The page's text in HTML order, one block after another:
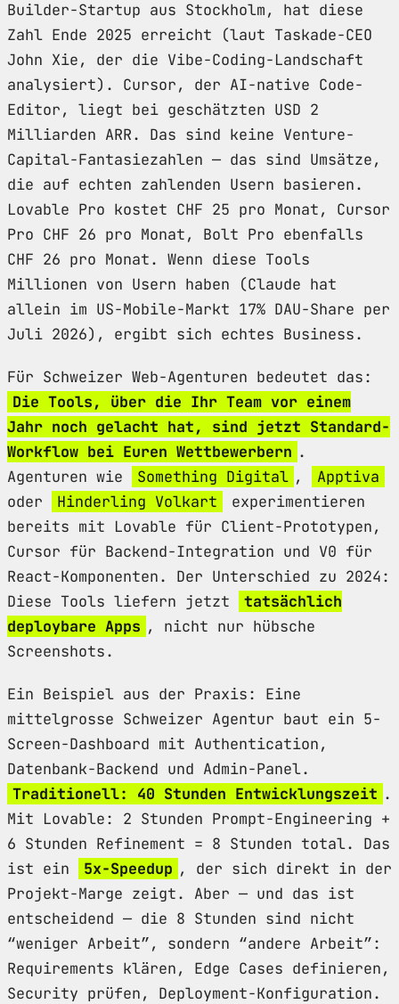
Builder-Startup aus Stockholm, hat diese
Zahl Ende 2025 erreicht (laut Taskade-CEO
John Xie, der die Vibe-Coding-Landschaft
analysiert). Cursor, der AI-native Code-
Editor, liegt bei geschätzten USD 2
Milliarden ARR. Das sind keine Venture-
Capital-Fantasiezahlen — das sind Umsätze,
die auf echten zahlenden Usern basieren.
Lovable Pro kostet CHF 25 pro Monat, Cursor
Pro CHF 26 pro Monat, Bolt Pro ebenfalls
CHF 26 pro Monat. Wenn diese Tools
Millionen von Usern haben (Claude hat
allein im US-Mobile-Markt 17% DAU-Share per
Juli 2026), ergibt sich echtes Business.
Für Schweizer Web-Agenturen bedeutet das:
Die Tools, über die Ihr Team vor einem
Jahr noch gelacht hat, sind jetzt Standard-
Workflow bei Euren Wettbewerbern .
Agenturen wie
Something Digital ,
Apptiva
oder
Hinderling Volkart
experimentieren
bereits mit Lovable für Client-Prototypen,
Cursor für Backend-Integration und V0 für
React-Komponenten. Der Unterschied zu 2024:
Diese Tools liefern jetzt
tatsächlich
deploybare Apps , nicht nur hübsche
Screenshots.
Ein Beispiel aus der Praxis: Eine
mittelgrosse Schweizer Agentur baut ein 5-
Screen-Dashboard mit Authentication,
Datenbank-Backend und Admin-Panel.
Traditionell: 40 Stunden Entwicklungszeit .
Mit Lovable: 2 Stunden Prompt-Engineering +
6 Stunden Refinement = 8 Stunden total. Das
ist ein
5x-Speedup , der sich direkt in der
Projekt-Marge zeigt. Aber — und das ist
entscheidend — die 8 Stunden sind nicht
“weniger Arbeit”, sondern “andere Arbeit”:
Requirements klären, Edge Cases definieren,
Security prüfen, Deployment-Konfiguration.